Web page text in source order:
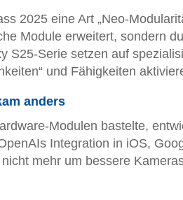
2025 eine Art „Neo-
Module erweitert, sondern
S25-Serie setzen auf
und Fähigkeiten
anders
Modulen bastelte,
Integration in iOS,
mehr um bessere